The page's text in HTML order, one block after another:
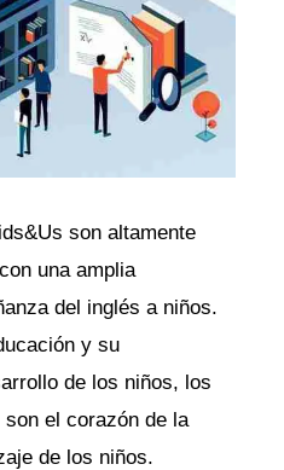
son altamente
una amplia
del inglés a niños.
y su
de los niños, los
el corazón de la
de los niños.